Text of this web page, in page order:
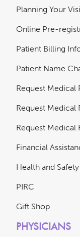
Planning Your
Online Pre-
Patient Billing
Patient Name
Request Medical
Request Medical
Request Medical
Financial
Health and
PIRC
Gift Shop
PHYSICIANS